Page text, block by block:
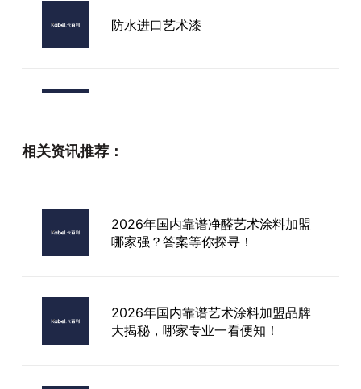
防水进口艺术漆
相关资讯推荐：
2026年国内靠谱净醛艺术涂料加盟
哪家强？答案等你探寻！
2026年国内靠谱艺术涂料加盟品牌
大揭秘，哪家专业一看便知！